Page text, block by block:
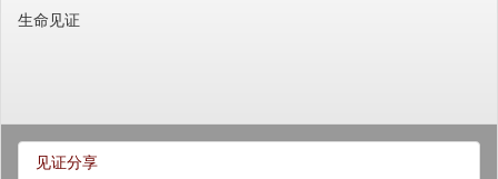
生命见证
见证分享